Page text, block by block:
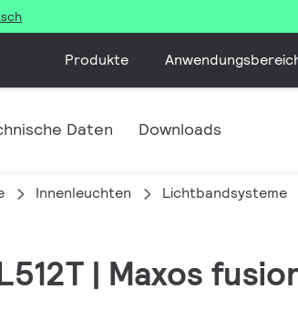
Produkte
Daten Downloads
Innenleuchten Lichtbandsysteme
| Maxos